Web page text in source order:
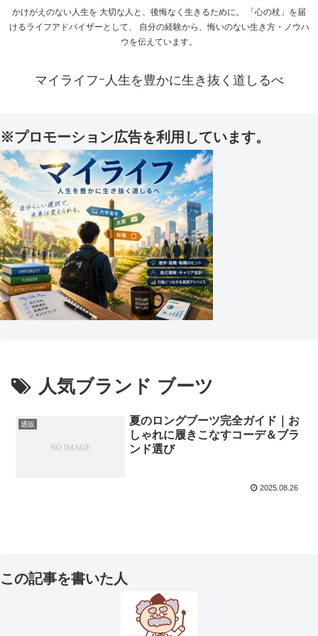
かけがえのない人生を 大切な人と、後悔なく生きるために。 「心の杖」を届
けるライフアドバイザーとして、 自分の経験から、悔いのない生き方・ノウハ
ウを伝えています。
マイライフｰ人生を豊かに生き抜く道しるべ
※プロモーション広告を利用しています。
人気ブランド ブーツ
通販
夏のロングブーツ完全ガイド｜お
しゃれに履きこなすコーデ＆ブラ
ンド選び
2025.08.26
この記事を書いた人